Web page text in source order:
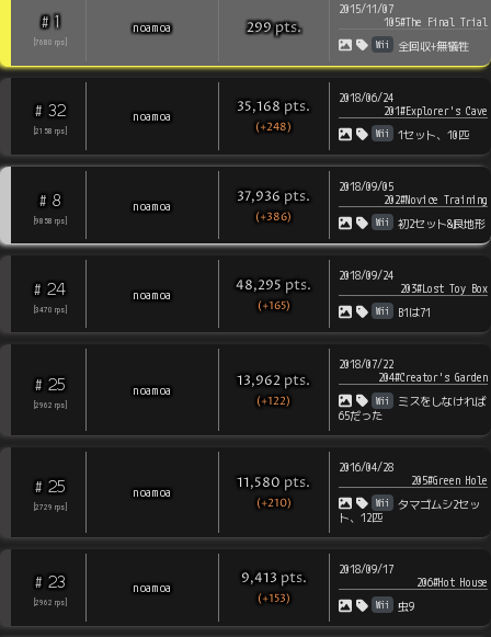
# 1
7680 rps
noamoa 299pts.
2015/11/07
105#The Final Trial
Wii 全回収+無犠牲
# 32
2158 rps
noamoa 35,168 pts.
(+248)
2018/06/24
201#Explorer's Cave
Wii 1セット、10匹
# 8
9858 rps
noamoa 37,936 pts.
(+386)
2018/09/05
202#Novice Training
Wii 初2セット&良地形
# 24
3470 rps
noamoa 48,295 pts.
(+165)
2018/09/24
203#Lost Toy Box
Wii B1は71
# 25
2962 rps
noamoa 13,962 pts.
(+122)
2018/07/22
204#Creator's Garden
Wii
ミスをしなければ
65だった
# 25
2729 rps
noamoa 11,580 pts.
(+210)
2016/04/28
205#Green Hole
Wii
タマゴムシ2セッ
ト、12匹
# 23
2962 rps
noamoa 9,413 pts.
(+153)
2018/09/17
206#Hot House
Wii 虫9